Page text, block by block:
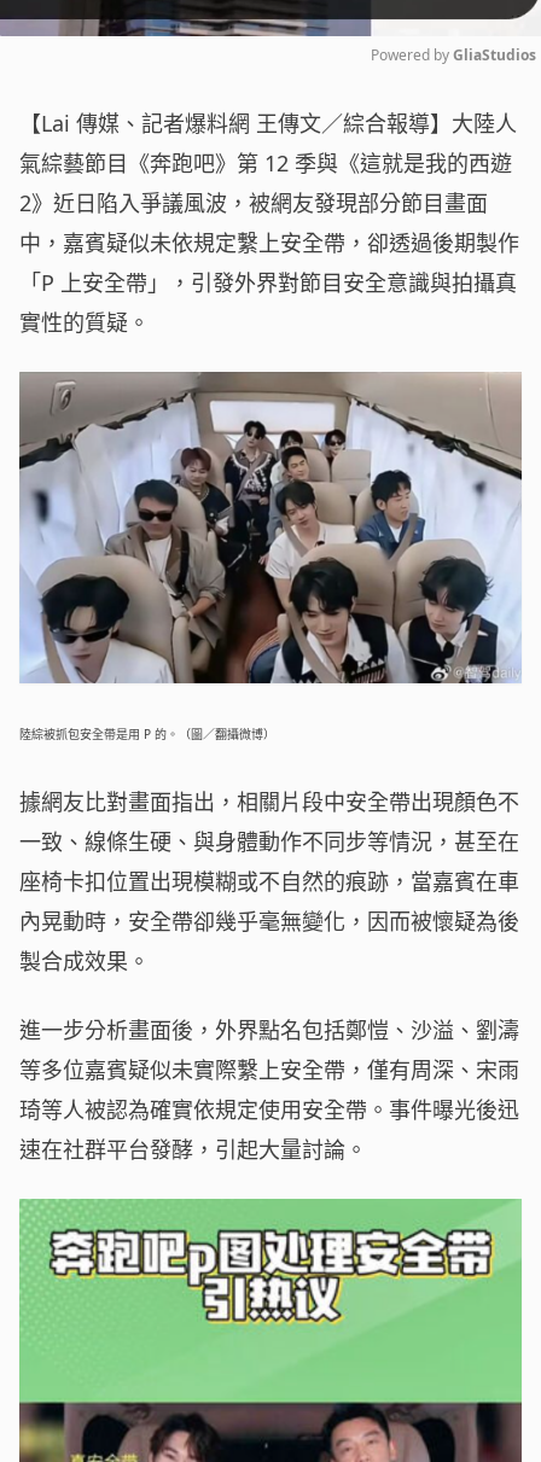
Powered by GliaStudios
【Lai 傳媒、記者爆料網 王傳文／綜合報導】大陸人
氣綜藝節目《奔跑吧》第 12 季與《這就是我的西遊
2》近日陷入爭議風波，被網友發現部分節目畫面
中，嘉賓疑似未依規定繫上安全帶，卻透過後期製作
「P 上安全帶」，引發外界對節目安全意識與拍攝真
實性的質疑。
陸綜被抓包安全帶是用 P 的。（圖／翻攝微博）
據網友比對畫面指出，相關片段中安全帶出現顏色不
一致、線條生硬、與身體動作不同步等情況，甚至在
座椅卡扣位置出現模糊或不自然的痕跡，當嘉賓在車
內晃動時，安全帶卻幾乎毫無變化，因而被懷疑為後
製合成效果。
進一步分析畫面後，外界點名包括鄭愷、沙溢、劉濤
等多位嘉賓疑似未實際繫上安全帶，僅有周深、宋雨
琦等人被認為確實依規定使用安全帶。事件曝光後迅
速在社群平台發酵，引起大量討論。